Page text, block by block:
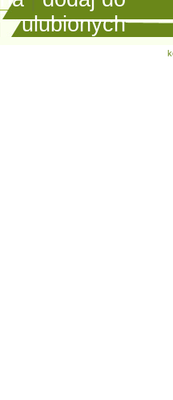
ulubionych